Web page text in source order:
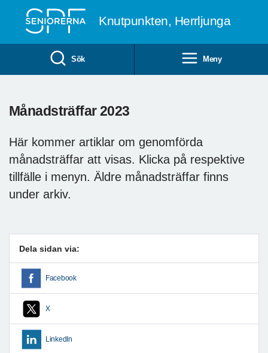
Knutpunkten, Herrljunga
Sök Meny
Månadsträffar 2023
Här kommer artiklar om genomförda
månadsträffar att visas. Klicka på respektive
tillfälle i menyn. Äldre månadsträffar finns
under arkiv.
Dela sidan via:
Facebook
X
LinkedIn